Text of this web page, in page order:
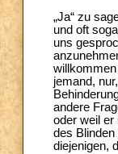
„Ja“ zu
und oft
uns
jemand,
andere
oder weil er
des
diejenigen,